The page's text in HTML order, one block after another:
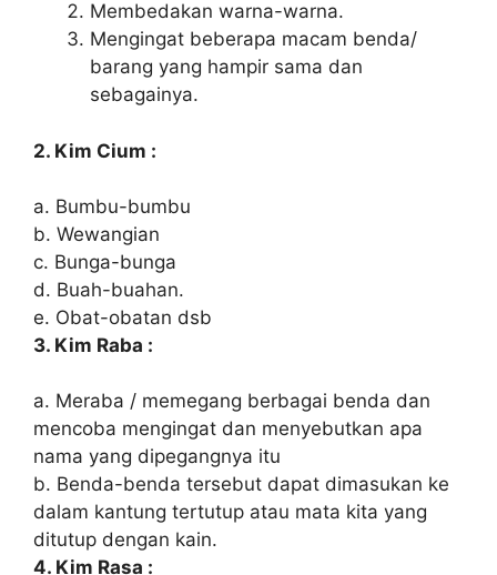
Membedakan warna-warna.
Mengingat beberapa macam benda/
barang yang hampir sama dan
sebagainya.
2. Kim Cium :
a. Bumbu-bumbu
b. Wewangian
c. Bunga-bunga
d. Buah-buahan.
e. Obat-obatan dsb
3. Kim Raba :
a. Meraba / memegang berbagai benda dan
mencoba mengingat dan menyebutkan apa
nama yang dipegangnya itu
b. Benda-benda tersebut dapat dimasukan ke
dalam kantung tertutup atau mata kita yang
ditutup dengan kain.
4. Kim Rasa :